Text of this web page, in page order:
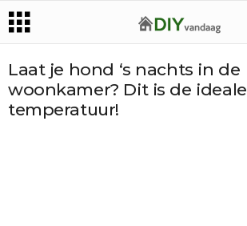
Laat je hond ‘s nachts in de
woonkamer? Dit is de ideale
temperatuur!